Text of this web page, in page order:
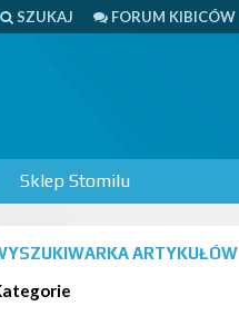
SZUKAJ FORUM KIBICÓW
Sklep Stomilu
ARTYKUŁÓW